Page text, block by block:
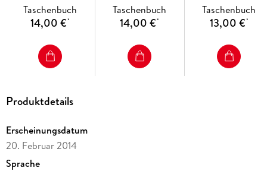
Taschenbuch
14,00 €*
Taschenbuch
14,00 €*
Taschenbuch
13,00 €*
Produktdetails
Erscheinungsdatum
20. Februar 2014
Sprache